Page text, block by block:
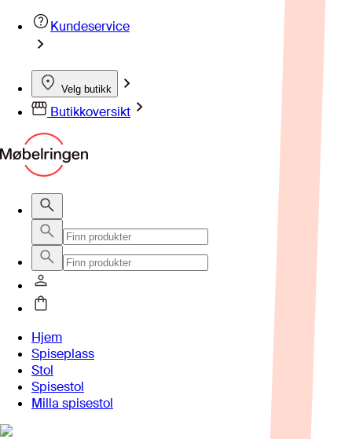
Kundeservice
Velg butikk
Butikkoversikt
Hjem
Spiseplass
Stol
Spisestol
Milla spisestol